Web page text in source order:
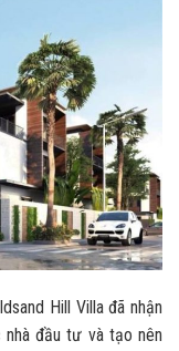
Hill Villa đã nhận
đầu tư và tạo nên